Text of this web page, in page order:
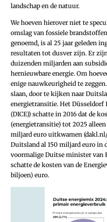
landschap en de natuur.
We hoeven hierover niet te
omslag van fossiele
genoemd, is al 25 jaar geleden
resultaten tot dusver zijn. Er
duizenden miljarden aan
hernieuwbare energie. Om
enige nauwkeurigheid te
slaan, door te kijken naar
energietransitie. Het
(DICE)) schatte in 2016 dat de
(energietransitie) tot 2025
miljard euro uitkwamen
Duitsland al 150 miljard euro in
voormalige Duitse minister van
schatte de kosten van de
biljoen) euro.